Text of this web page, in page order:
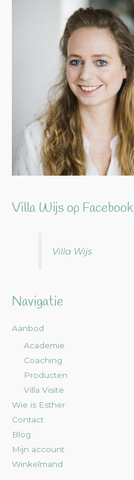
Villa Wijs op Facebook
Villa Wijs
Navigatie
Aanbod
Academie
Coaching
Producten
Villa Visite
Wie is Esther
Contact
Blog
Mijn account
Winkelmand